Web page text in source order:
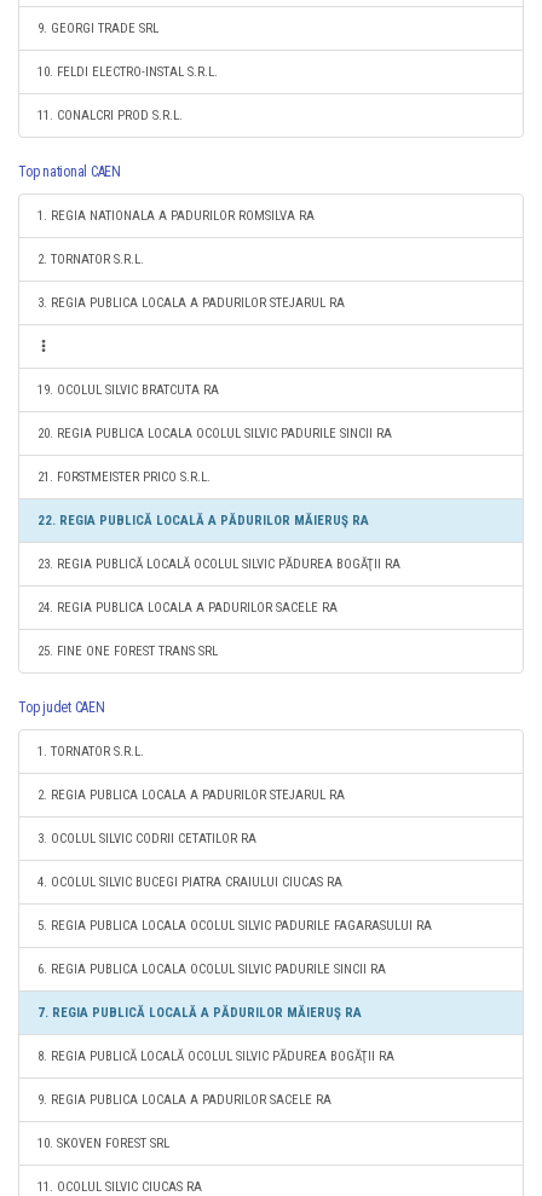
9. GEORGI TRADE SRL
10. FELDI ELECTRO-INSTAL S.R.L.
11. CONALCRI PROD S.R.L.
Top national CAEN
1. REGIA NATIONALA A PADURILOR ROMSILVA RA
2. TORNATOR S.R.L.
3. REGIA PUBLICA LOCALA A PADURILOR STEJARUL RA
19. OCOLUL SILVIC BRATCUTA RA
20. REGIA PUBLICA LOCALA OCOLUL SILVIC PADURILE SINCII RA
21. FORSTMEISTER PRICO S.R.L.
22. REGIA PUBLICĂ LOCALĂ A PĂDURILOR MĂIERUŞ RA
23. REGIA PUBLICĂ LOCALĂ OCOLUL SILVIC PĂDUREA BOGĂŢII RA
24. REGIA PUBLICA LOCALA A PADURILOR SACELE RA
25. FINE ONE FOREST TRANS SRL
Top judet CAEN
1. TORNATOR S.R.L.
2. REGIA PUBLICA LOCALA A PADURILOR STEJARUL RA
3. OCOLUL SILVIC CODRII CETATILOR RA
4. OCOLUL SILVIC BUCEGI PIATRA CRAIULUI CIUCAS RA
5. REGIA PUBLICA LOCALA OCOLUL SILVIC PADURILE FAGARASULUI RA
6. REGIA PUBLICA LOCALA OCOLUL SILVIC PADURILE SINCII RA
7. REGIA PUBLICĂ LOCALĂ A PĂDURILOR MĂIERUŞ RA
8. REGIA PUBLICĂ LOCALĂ OCOLUL SILVIC PĂDUREA BOGĂŢII RA
9. REGIA PUBLICA LOCALA A PADURILOR SACELE RA
10. SKOVEN FOREST SRL
11. OCOLUL SILVIC CIUCAS RA